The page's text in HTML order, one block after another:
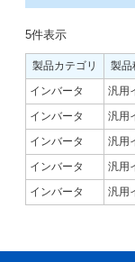
5件表示
製品カテゴリ 製品
インバータ
汎用
インバータ
汎用
インバータ
汎用
インバータ
汎用
インバータ
汎用